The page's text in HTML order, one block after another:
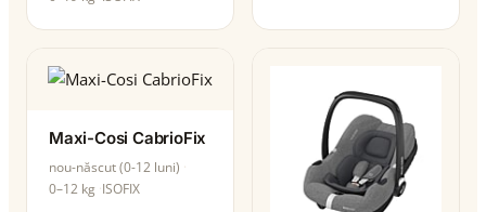
Maxi-Cosi CabrioFix
nou-născut (0-12 luni)
0–12 kg ISOFIX